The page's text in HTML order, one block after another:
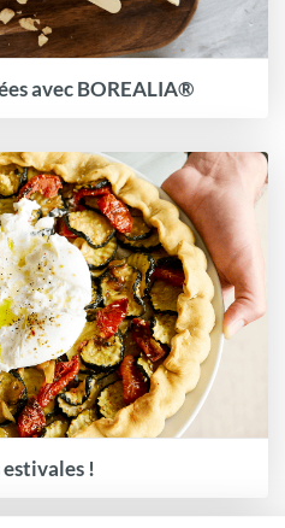
avec BOREALIA®
estivales !